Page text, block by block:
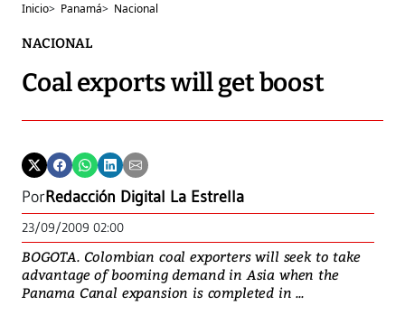
Inicio> Panamá> Nacional
NACIONAL
Coal exports will get boost
PorRedacción Digital La Estrella
23/09/2009 02:00
BOGOTA. Colombian coal exporters will seek to take
advantage of booming demand in Asia when the
Panama Canal expansion is completed in ...